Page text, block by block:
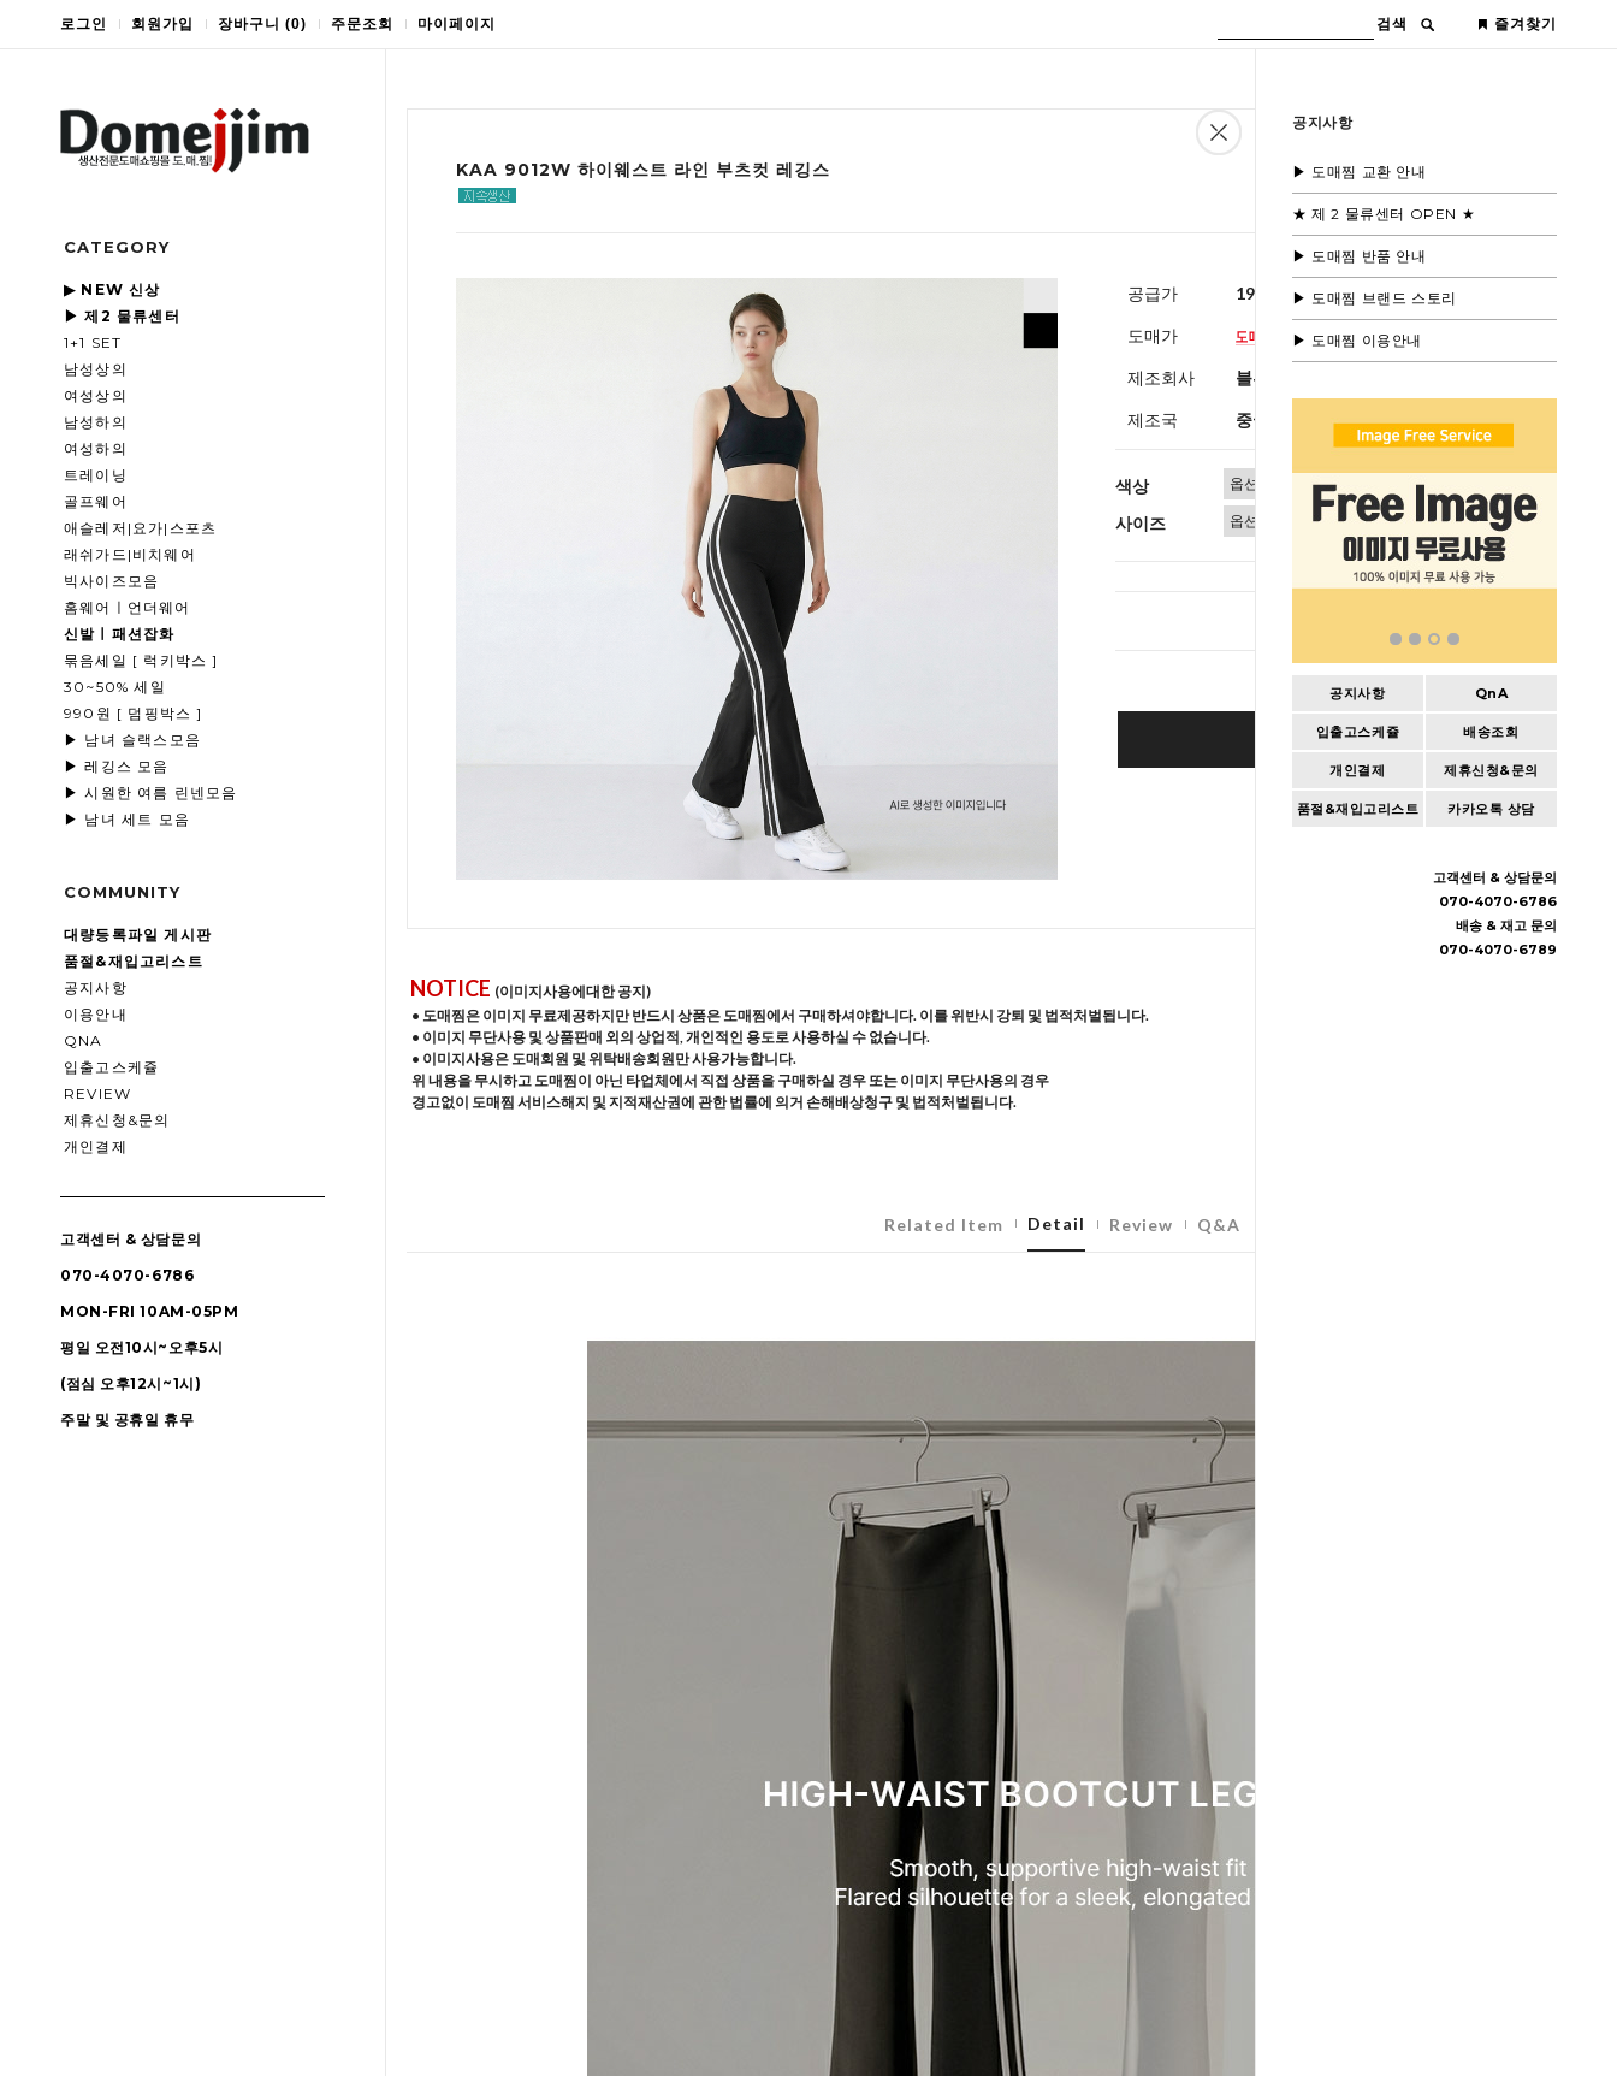
로그인 회원가입 장바구니 (0) 주문조회 마이페이지 검색 즐겨찾기
CATEGORY
▶ NEW 신상
▶ 제2 물류센터
1+1 SET
남성상의
여성상의
남성하의
여성하의
트레이닝
골프웨어
애슬레저|요가|스포츠
래쉬가드|비치웨어
빅사이즈모음
홈웨어ㅣ언더웨어
신발ㅣ패션잡화
묶음세일 [ 럭키박스 ]
30~50% 세일
990원 [ 덤핑박스 ]
▶ 남녀 슬랙스모음
▶ 레깅스 모음
▶ 시원한 여름 린넨모음
▶ 남녀 세트 모음
COMMUNITY
대량등록파일 게시판
품절&재입고리스트
공지사항
이용안내
QNA
입출고스케쥴
REVIEW
제휴신청&문의
개인결제
고객센터 & 상담문의
070-4070-6786
MON-FRI 10AM-05PM
평일 오전10시~오후5시
(점심 오후12시~1시)
주말 및 공휴일 휴무
공지사항
▶ 도매찜 교환 안내
★ 제 2 물류센터 OPEN ★
▶ 도매찜 반품 안내
▶ 도매찜 브랜드 스토리
▶ 도매찜 이용안내
공지사항 QnA
입출고스케쥴 배송조회
개인결제 제휴신청&문의
품절&재입고리스트 카카오톡 상담
고객센터 & 상담문의
070-4070-6786
배송 & 재고 문의
070-4070-6789
KAA 9012W 하이웨스트 라인 부츠컷 레깅스
공급가 19,600원(부가세별도)
도매가
제조회사 블루모드수입
제조국 중국
색상
사이즈
BUY IT NOW
Cart Wishlist
NOTICE (이미지사용에대한 공지)
• 도매찜은 이미지 무료제공하지만 반드시 상품은 도매찜에서 구매하셔야합니다. 이를 위반시 강퇴 및 법적처벌됩니다.
• 이미지 무단사용 및 상품판매 외의 상업적, 개인적인 용도로 사용하실 수 없습니다.
• 이미지사용은 도매회원 및 위탁배송회원만 사용가능합니다.
위 내용을 무시하고 도매찜이 아닌 타업체에서 직접 상품을 구매하실 경우 또는 이미지 무단사용의 경우
경고없이 도매찜 서비스해지 및 지적재산권에 관한 법률에 의거 손해배상청구 및 법적처벌됩니다.
Related Item Detail Review Q&A